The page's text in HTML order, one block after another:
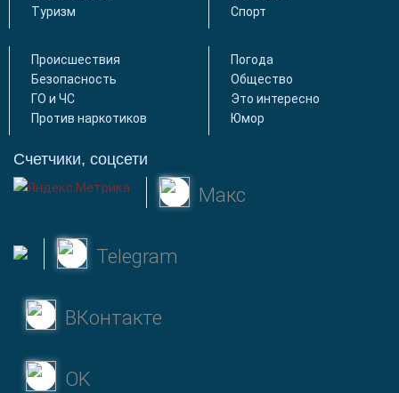
Туризм
Спорт
Происшествия
Безопасность
ГО и ЧС
Против наркотиков
Погода
Общество
Это интересно
Юмор
Счетчики, соцсети
Макс
Telegram
ВКонтакте
OK